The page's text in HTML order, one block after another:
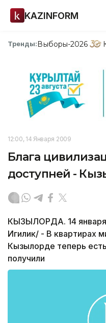
KAZINFORM
Тренды:Выборы-2026
12:00, 14 Января 2009
Блага
доступней -
КЫЗЫЛОРДА. 14
Игилик/ - В квартирах
Кызылорде теперь
получили